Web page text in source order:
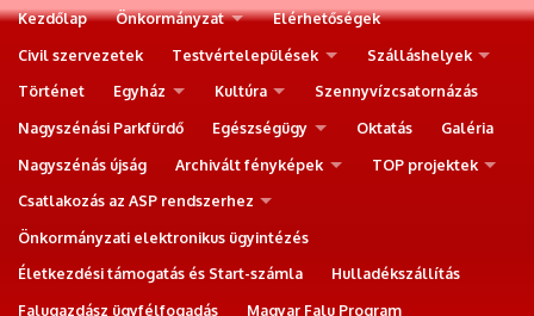
Kezdőlap Önkormányzat
Elérhetőségek
Civil szervezetek
Testvértelepülések
Szálláshelyek
Történet
Egyház Kultúra
Szennyvízcsatornázás
Nagyszénási Parkfürdő
Egészségügy Oktatás
Galéria
Nagyszénás újság
Archivált fényképek
TOP projektek
Csatlakozás az ASP rendszerhez
Önkormányzati elektronikus ügyintézés
Életkezdési támogatás és Start-számla
Hulladékszállítás
Falugazdász ügyfélfogadás
Magyar Falu Program